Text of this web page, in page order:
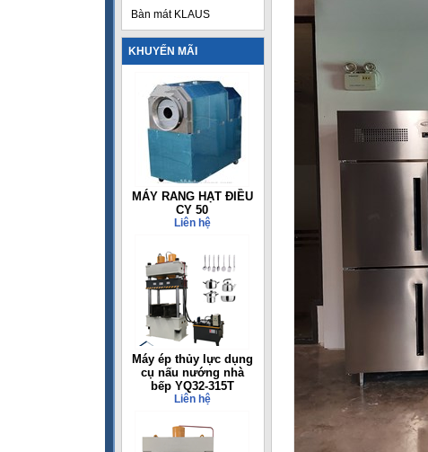
Bàn mát KLAUS
KHUYẾN MÃI
MÁY RANG HẠT ĐIỀU
CY 50
Liên hệ
Máy ép thủy lực dụng
cụ nấu nướng nhà
bếp YQ32-315T
Liên hệ